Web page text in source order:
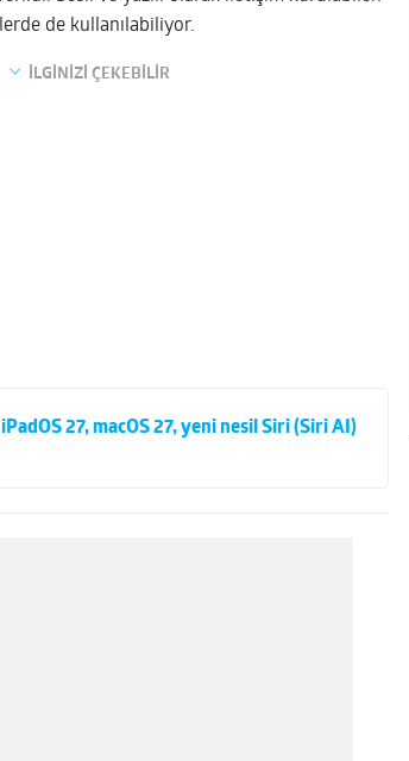
de kullanılabiliyor.
İLGİNİZİ ÇEKEBİLİR
27, macOS 27, yeni nesil Siri (Siri AI)